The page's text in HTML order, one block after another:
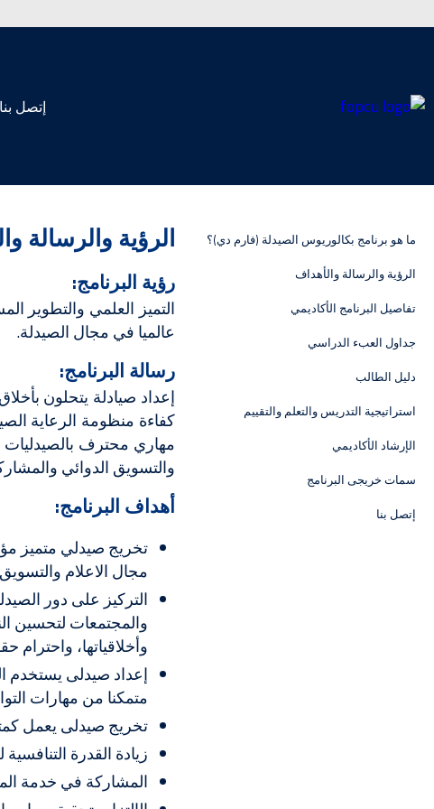
إتصل بنا
ما هو برنامج بكالوريوس الصيدلة (فارم دي)؟
الرؤية والرسالة والأهداف
تفاصيل البرنامج الأكاديمي
جداول العبء الدراسي
دليل الطالب
استراتيجية التدريس والتعلم والتقييم
الإرشاد الأكاديمي
سمات خريجى البرنامج
إتصل بنا
الرؤية والرسالة
رؤية البرنامج:
التميز العلمي والتطوير
عالميا في مجال الصيدلة.
رسالة البرنامج:
إعداد صيادلة يتحلون
كفاءة منظومة الرعاية
مهاري محترف بالصيدليات
والتسويق الدوائي
أهداف البرنامج:
تخريج صيدلي متميز
مجال الاعلام
التركيز على دور
والمجتمعات لتحسين
وأخلاقياتها،
إعداد صيدلى يستخدم
متمكنا من مهارات
تخريج صيدلى يعمل
زيادة القدرة
المشاركة في خدمة